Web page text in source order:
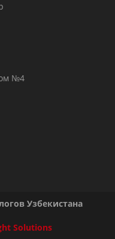
№4
Узбекистана
Solutions